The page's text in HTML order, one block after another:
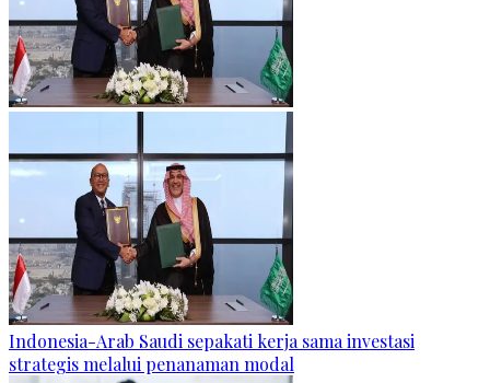
Indonesia-Arab Saudi sepakati kerja sama investasi
strategis melalui penanaman modal